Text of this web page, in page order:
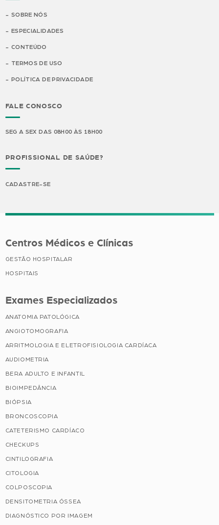
SOBRE NÓS
ESPECIALIDADES
CONTEÚDO
TERMOS DE USO
POLÍTICA DE PRIVACIDADE
FALE CONOSCO
SEG A SEX DAS 08H00 ÀS 18H00
PROFISSIONAL DE SAÚDE?
CADASTRE-SE
Centros Médicos e Clínicas
GESTÃO HOSPITALAR
HOSPITAIS
Exames Especializados
ANATOMIA PATOLÓGICA
ANGIOTOMOGRAFIA
ARRITMOLOGIA E ELETROFISIOLOGIA CARDÍACA
AUDIOMETRIA
BERA ADULTO E INFANTIL
BIOIMPEDÂNCIA
BIÓPSIA
BRONCOSCOPIA
CATETERISMO CARDÍACO
CHECKUPS
CINTILOGRAFIA
CITOLOGIA
COLPOSCOPIA
DENSITOMETRIA ÓSSEA
DIAGNÓSTICO POR IMAGEM